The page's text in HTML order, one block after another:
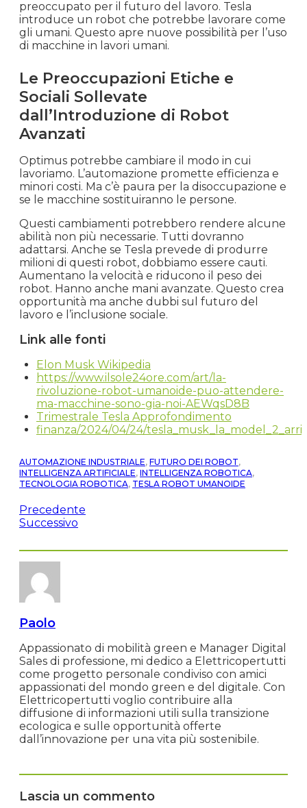
preoccupato per il futuro del lavoro. Tesla
introduce un robot che potrebbe lavorare come
gli umani. Questo apre nuove possibilità per l’uso
di macchine in lavori umani.
Le Preoccupazioni Etiche e
Sociali Sollevate
dall’Introduzione di Robot
Avanzati
Optimus potrebbe cambiare il modo in cui
lavoriamo. L’automazione promette efficienza e
minori costi. Ma c’è paura per la disoccupazione e
se le macchine sostituiranno le persone.
Questi cambiamenti potrebbero rendere alcune
abilità non più necessarie. Tutti dovranno
adattarsi. Anche se Tesla prevede di produrre
milioni di questi robot, dobbiamo essere cauti.
Aumentano la velocità e riducono il peso dei
robot. Hanno anche mani avanzate. Questo crea
opportunità ma anche dubbi sul futuro del
lavoro e l’inclusione sociale.
Link alle fonti
Elon Musk Wikipedia
https://www.ilsole24ore.com/art/la-
rivoluzione-robot-umanoide-puo-attendere-
ma-macchine-sono-gia-noi-AEWqsD8B
Trimestrale Tesla Approfondimento
finanza/2024/04/24/
AUTOMAZIONE INDUSTRIALE, FUTURO DEI ROBOT,
INTELLIGENZA ARTIFICIALE, INTELLIGENZA ROBOTICA,
TECNOLOGIA ROBOTICA, TESLA ROBOT UMANOIDE
Precedente
Successivo
Paolo
Appassionato di mobilità green e Manager Digital
Sales di professione, mi dedico a Elettricopertutti
come progetto personale condiviso con amici
appassionati del mondo green e del digitale. Con
Elettricopertutti voglio contribuire alla
diffusione di informazioni utili sulla transizione
ecologica e sulle opportunità offerte
dall’innovazione per una vita più sostenibile.
Lascia un commento